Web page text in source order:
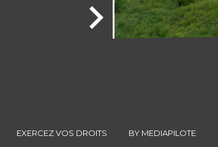
EXERCEZ VOS DROITS BY MEDIAPILOTE